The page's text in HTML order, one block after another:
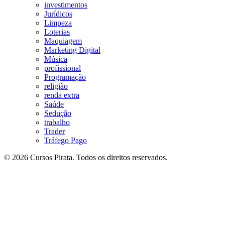
investimentos
Jurídicos
Limpeza
Loterias
Maquiagem
Marketing Digital
Música
profissional
Programação
religião
renda extra
Saúde
Sedução
trabalho
Trader
Tráfego Pago
© 2026 Cursos Pirata. Todos os direitos reservados.